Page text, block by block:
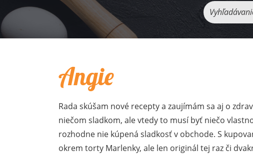
Vyhľadávanie
Angie
Rada skúšam nové recepty a zaujímám sa aj o
niečom sladkom, ale vtedy to musí byť niečo
rozhodne nie kúpená sladkosť v obchode. S
okrem torty Marlenky, ale len originál tej raz či